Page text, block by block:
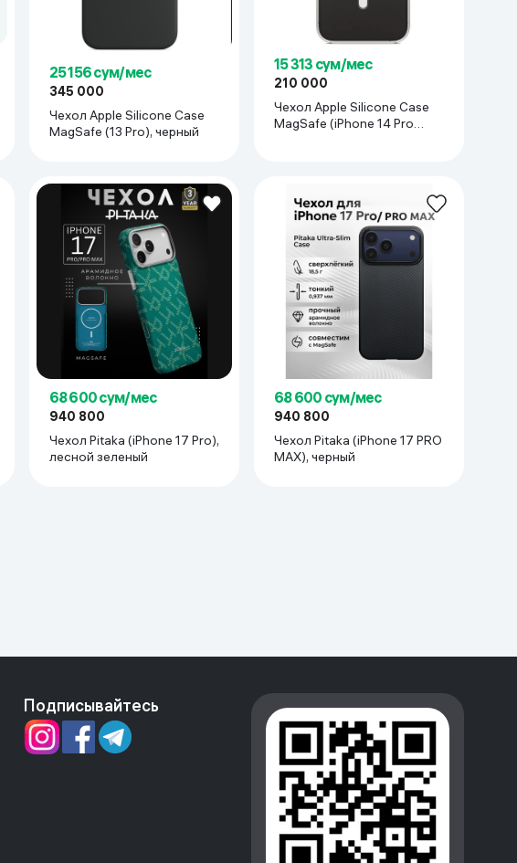
25 156 сум/мес
345 000
Чехол Apple Silicone Case
MagSafe (13 Pro), черный
15 313 сум/мес
210 000
Чехол Apple Silicone Case
MagSafe (iPhone 14 Pro
68 600 сум/мес
940 800
Чехол Pitaka (iPhone 17 Pro),
лесной зеленый
68 600 сум/мес
940 800
Чехол Pitaka (iPhone 17 PRO
MAX), черный
Подписывайтесь